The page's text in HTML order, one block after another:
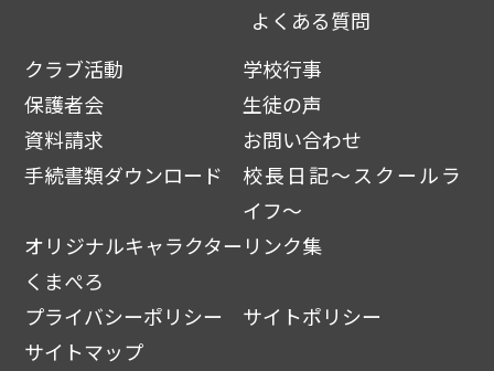
よくある質問
クラブ活動
学校行事
保護者会
生徒の声
資料請求
お問い合わせ
手続書類ダウンロード
校長日記～スクールラ
イフ～
オリジナルキャラクター
くまぺろ
リンク集
プライバシーポリシー
サイトポリシー
サイトマップ